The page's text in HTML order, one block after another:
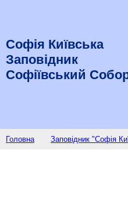
Софія Київська
Заповідник
Софіївський
Головна Заповідник "Софія